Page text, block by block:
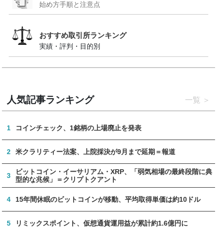
始め方手順と注意点
おすすめ取引所ランキング
実績・評判・目的別
人気記事ランキング 一覧
1 コインチェック、1銘柄の上場廃止を発表
2 米クラリティー法案、上院採決が9月まで延期＝報道
3
ビットコイン・イーサリアム・XRP、「弱気相場の最終段階に典
型的な兆候」＝クリプトクアント
4 15年間休眠のビットコインが移動、平均取得単価は約10ドル
5 リミックスポイント、仮想通貨運用益が累計約1.6億円に